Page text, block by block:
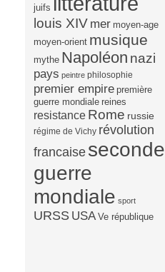
juifs
louis XIV mer moyen-age
moyen-orient musique
mythe Napoléon nazi
pays peintre philosophie
premier empire première
guerre mondiale reines
resistance Rome russie
régime de Vichy révolution
francaise seconde
guerre
mondiale sport
URSS USA Ve république